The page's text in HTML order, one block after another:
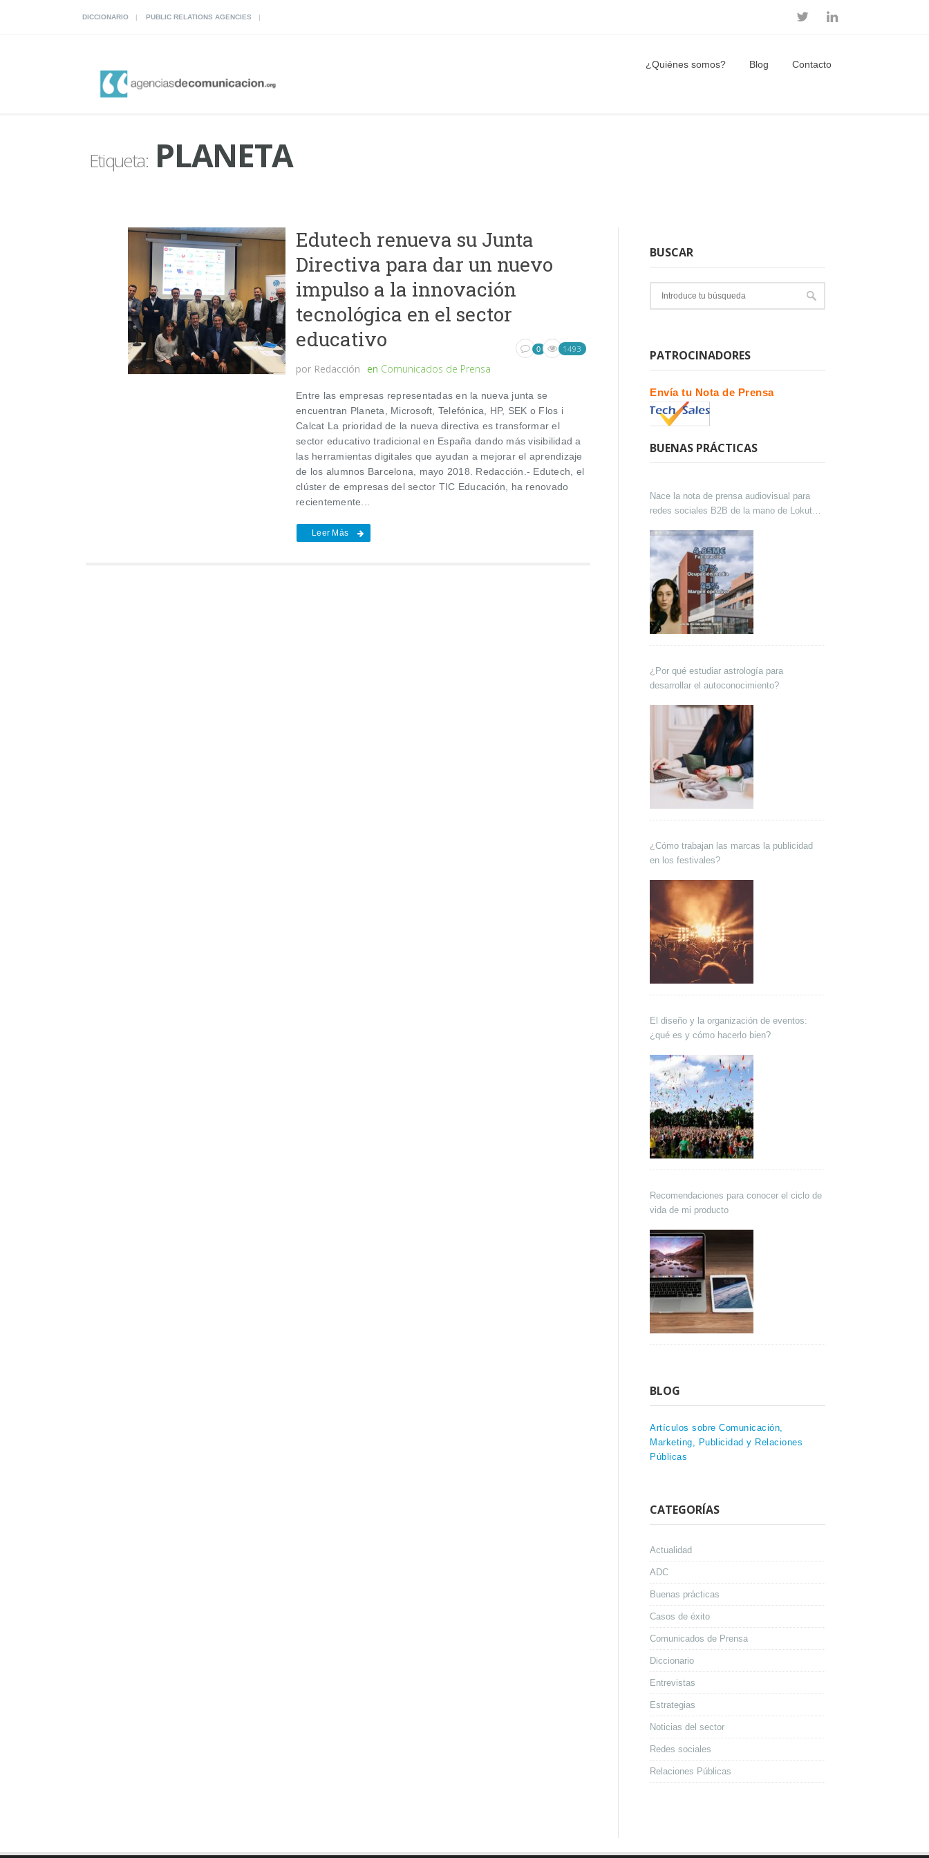
DICCIONARIO PUBLIC RELATIONS AGENCIES
¿Quiénes somos? Blog Contacto
Etiqueta:PLANETA
Edutech renueva su Junta
Directiva para dar un nuevo
impulso a la innovación
tecnológica en el sector
educativo
por Redacción en Comunicados de Prensa
0 1493
Entre las empresas representadas en la nueva junta se
encuentran Planeta, Microsoft, Telefónica, HP, SEK o Flos i
Calcat La prioridad de la nueva directiva es transformar el
sector educativo tradicional en España dando más visibilidad a
las herramientas digitales que ayudan a mejorar el aprendizaje
de los alumnos Barcelona, mayo 2018. Redacción.- Edutech, el
clúster de empresas del sector TIC Educación, ha renovado
recientemente...
Leer Más
BUSCAR
PATROCINADORES
Envía tu Nota de Prensa
BUENAS PRÁCTICAS
Nace la nota de prensa audiovisual para
redes sociales B2B de la mano de Lokutor
¿Por qué estudiar astrología para
desarrollar el autoconocimiento?
¿Cómo trabajan las marcas la publicidad
en los festivales?
El diseño y la organización de eventos:
¿qué es y cómo hacerlo bien?
Recomendaciones para conocer el ciclo de
vida de mi producto
BLOG
Artículos sobre Comunicación,
Marketing, Publicidad y Relaciones
Públicas
CATEGORÍAS
Actualidad
ADC
Buenas prácticas
Casos de éxito
Comunicados de Prensa
Diccionario
Entrevistas
Estrategias
Noticias del sector
Redes sociales
Relaciones Públicas